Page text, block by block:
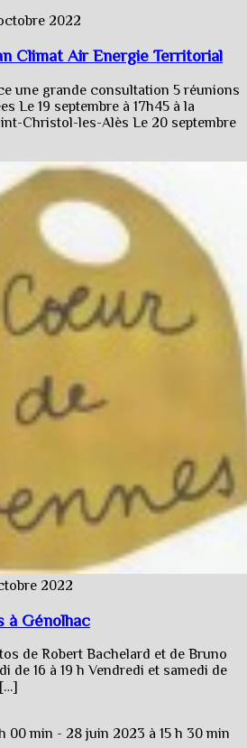
2022
Climat Air Energie Territorial
une grande consultation 5 réunions
Le 19 septembre à 17h45 à la
Christol-les-Alès Le 20 septembre
2022
à Génolhac
de Robert Bachelard et de Bruno
de 16 à 19 h Vendredi et samedi de
00 min - 28 juin 2023 à 15 h 30 min